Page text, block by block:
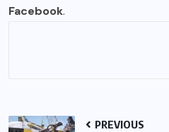
Facebook.
PREVIOUS